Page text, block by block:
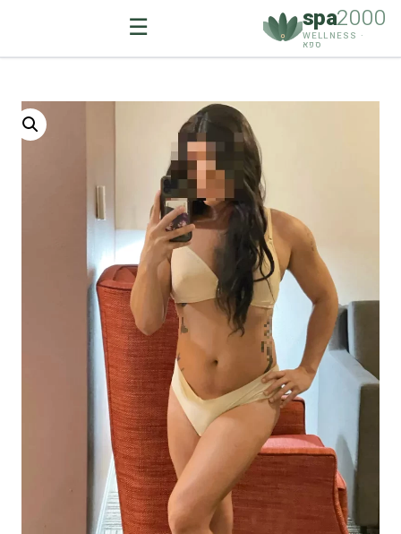
spa2000
WELLNESS ·
ספא ☰